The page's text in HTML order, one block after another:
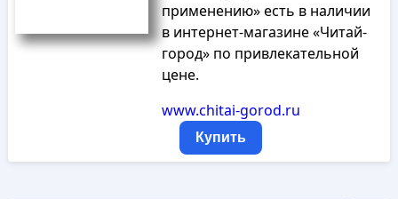
применению» есть в наличии
в интернет-магазине «Читай-
город» по привлекательной
цене.
www.chitai-gorod.ru
Купить